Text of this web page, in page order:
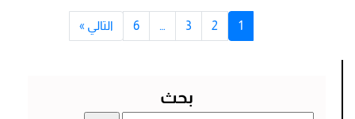
1
2
3
…
6 التالي »
بحث